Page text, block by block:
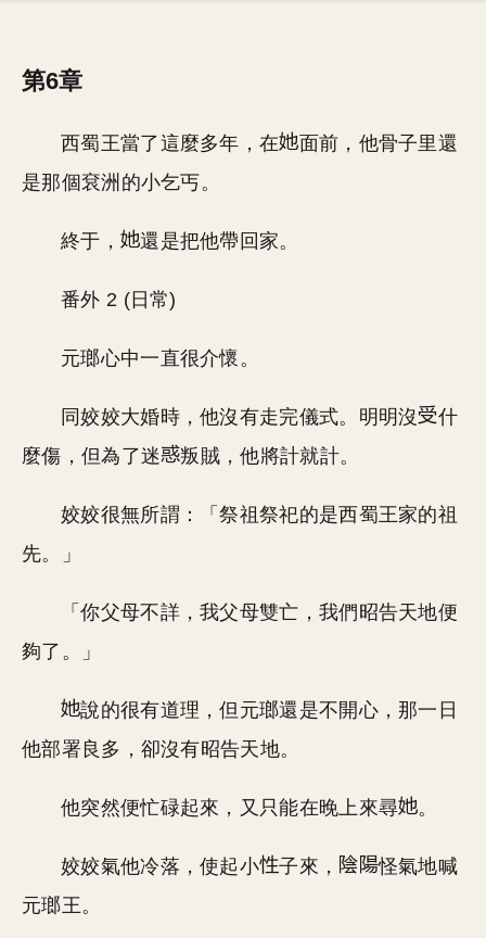
第6章
西蜀王當了這麼多年，在
面前，他骨子里還
是那個袞洲的小乞丐。
終于， 還是把他帶回家。
番外 2 (日常)
元瑯心中一直很介懷。
同姣姣大婚時，他沒有走完儀式。明明沒
什
麼傷，但為了迷
叛賊，他將計就計。
姣姣很無所謂：「祭祖祭祀的是西蜀王家的祖
先。」
「你父母不詳，我父母雙亡，我們昭告天地便
夠了。」
說的很有道理，但元瑯還是不開心，那一日
他部署良多，卻沒有昭告天地。
他突然便忙碌起來，又只能在晚上來尋 。
姣姣氣他冷落，使起小 子來，
怪氣地喊
元瑯王。